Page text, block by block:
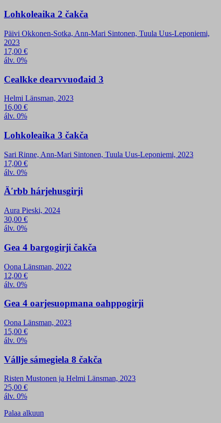
Lohkoleaika 2 čakča
Päivi Okkonen-Sotka, Ann-Mari Sintonen, Tuula Uus-Leponiemi,
2023
17,00 €
álv. 0%
Cealkke dearvvuođaid 3
Helmi Länsman, 2023
16,00 €
álv. 0%
Lohkoleaika 3 čakča
Sari Rinne, Ann-Mari Sintonen, Tuula Uus-Leponiemi, 2023
17,00 €
álv. 0%
Äʹrbb hárjehusgirji
Aura Pieski, 2024
30,00 €
álv. 0%
Gea 4 bargogirji čakča
Oona Länsman, 2022
12,00 €
álv. 0%
Gea 4 oarjesuopmana oahppogirji
Oona Länsman, 2023
15,00 €
álv. 0%
Vállje sámegiela 8 čakča
Risten Mustonen ja Helmi Länsman, 2023
25,00 €
álv. 0%
Palaa alkuun